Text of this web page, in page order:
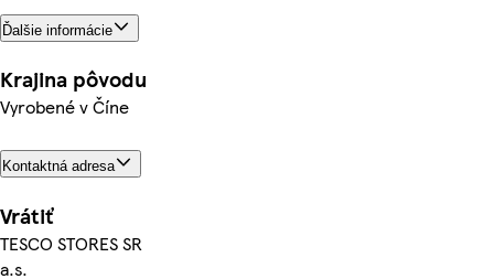
Ďalšie informácie
Krajina pôvodu
Vyrobené v Číne
Kontaktná adresa
Vrátiť
TESCO STORES SR
a.s.